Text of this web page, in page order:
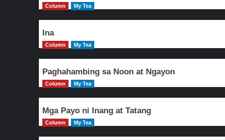
Column My Tea
Ina
Column My Tea
Paghahambing sa Noon at Ngayon
Column My Tea
Mga Payo ni Inang at Tatang
Column My Tea